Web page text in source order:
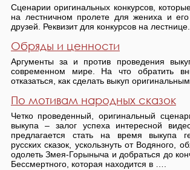
Сценарии оригинальных конкурсов,
на лестничном пролете для жениха и
друзей. Реквизит для конкурсов на лестнице.
Обряды и ценности
Аргументы за и против проведения
современном мире. На что обратить
отказаться, как сделать выкуп
По мотивам народных сказок
Четко проведенный, оригинальный
выкупа – залог успеха интересной
предлагается стать на время выкупа
русских сказок, ускользнуть от Водяного,
одолеть Змея-Горыныча и добраться до
Бессмертного, которая находится в ….